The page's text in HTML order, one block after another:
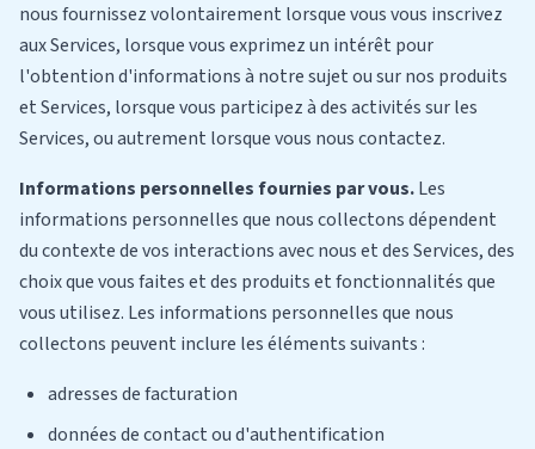
nous fournissez volontairement lorsque vous vous inscrivez
aux Services, lorsque vous exprimez un intérêt pour
l'obtention d'informations à notre sujet ou sur nos produits
et Services, lorsque vous participez à des activités sur les
Services, ou autrement lorsque vous nous contactez.
Informations personnelles fournies par vous.Les
informations personnelles que nous collectons dépendent
du contexte de vos interactions avec nous et des Services, des
choix que vous faites et des produits et fonctionnalités que
vous utilisez. Les informations personnelles que nous
collectons peuvent inclure les éléments suivants :
adresses de facturation
données de contact ou d'authentification